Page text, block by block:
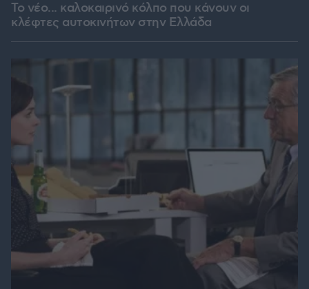
Το νέο... καλοκαιρινό κόλπο που κάνουν οι
κλέφτες αυτοκινήτων στην Ελλάδα